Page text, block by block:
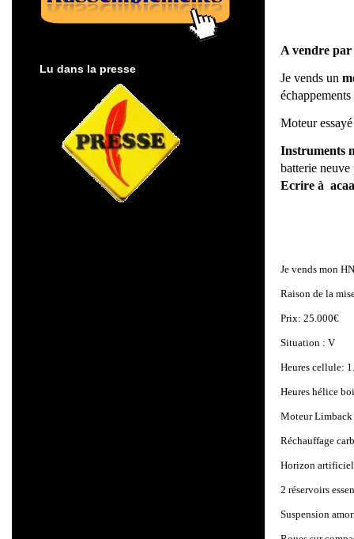
A vendre
Je vends un
Moteur
Instruments
batterie
Ecrire à
Je vends mon
Raison de la
Prix: 25.000€
Situation : V
Heures cellule:
Heures hélice
Moteur Limback
Réchauffage
Horizon artificiel
2 réservoirs
Suspension
Lu dans la presse